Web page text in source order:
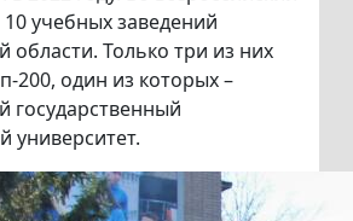
учебных заведений
области. Только три из них
200, один из которых –
государственный
университет.